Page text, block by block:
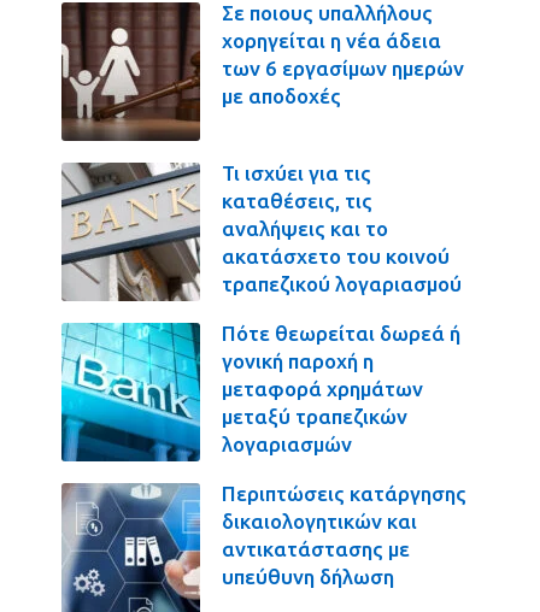
Σε ποιους υπαλλήλους
χορηγείται η νέα άδεια
των 6 εργασίμων ημερών
με αποδοχές
Τι ισχύει για τις
καταθέσεις, τις
αναλήψεις και το
ακατάσχετο του κοινού
τραπεζικού λογαριασμού
Πότε θεωρείται δωρεά ή
γονική παροχή η
μεταφορά χρημάτων
μεταξύ τραπεζικών
λογαριασμών
Περιπτώσεις κατάργησης
δικαιολογητικών και
αντικατάστασης με
υπεύθυνη δήλωση